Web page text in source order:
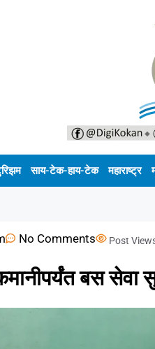
साय-टेक-हाय-टेक महाराष्ट्र
No Comments Post
बस सेवा